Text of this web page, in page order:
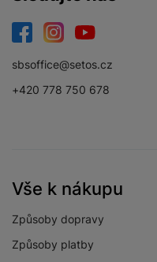
sbsoffice@setos.cz
+420 778 750 678
Vše k nákupu
Způsoby dopravy
Způsoby platby